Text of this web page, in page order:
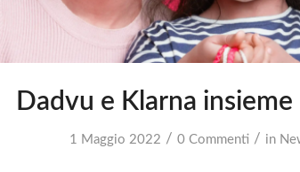
Dadvu e Klarna
1 Maggio 2022 / 0 Commenti / in